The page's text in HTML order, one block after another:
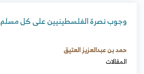
وجوب نصرة الفلسطينيين على كل مسلم
حمد بن عبدالعزيز العتيق
المقالات